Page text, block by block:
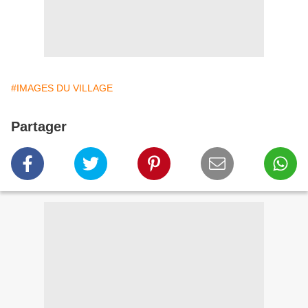
#IMAGES DU VILLAGE
Partager